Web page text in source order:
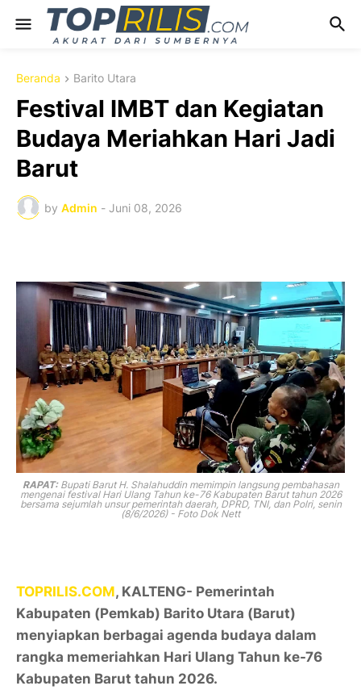
Beranda Barito Utara
Festival IMBT dan Kegiatan
Budaya Meriahkan Hari Jadi
Barut
by Admin - Juni 08, 2026
RAPAT: Bupati Barut H. Shalahuddin memimpin langsung pembahasan
mengenai festival Hari Ulang Tahun ke-76 Kabupaten Barut tahun 2026
bersama sejumlah unsur pemerintah daerah, DPRD, TNI, dan Polri, senin
(8/6/2026) - Foto Dok Nett
TOPRILIS.COM, KALTENG- Pemerintah
Kabupaten (Pemkab) Barito Utara (Barut)
menyiapkan berbagai agenda budaya dalam
rangka memeriahkan Hari Ulang Tahun ke-76
Kabupaten Barut tahun 2026.